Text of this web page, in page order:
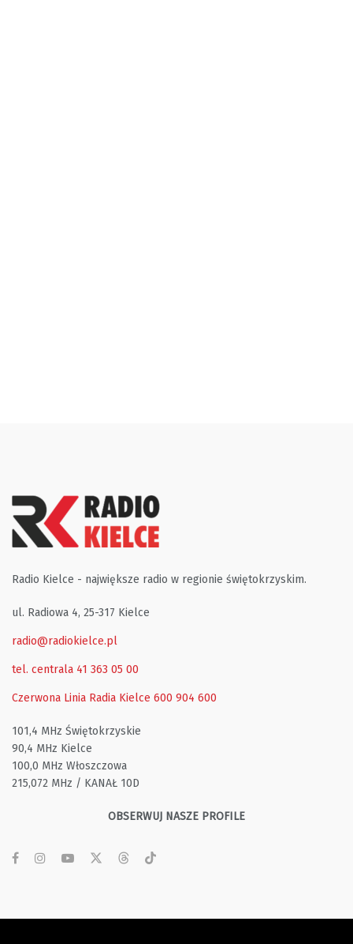
Radio Kielce - największe radio w regionie świętokrzyskim.
ul. Radiowa 4, 25-317 Kielce
radio@radiokielce.pl
tel. centrala 41 363 05 00
Czerwona Linia Radia Kielce 600 904 600
101,4 MHz Świętokrzyskie
90,4 MHz Kielce
100,0 MHz Włoszczowa
215,072 MHz / KANAŁ 10D
OBSERWUJ NASZE PROFILE